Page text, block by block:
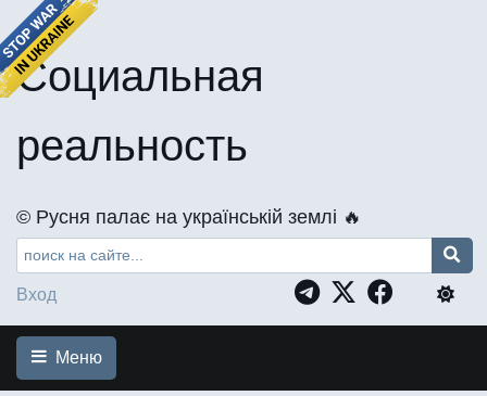
Социальная
реальность
©️ Русня палає на українській землі 🔥
Вход
Меню